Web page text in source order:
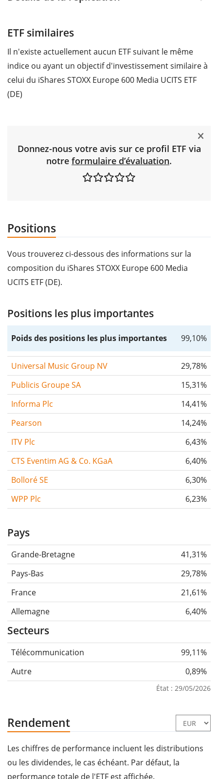
ETF similaires
Il n'existe actuellement aucun ETF suivant le même
indice ou ayant un objectif d'investissement similaire à
celui du iShares STOXX Europe 600 Media UCITS ETF
(DE)
Donnez-nous votre avis sur ce profil ETF via
notre formulaire d’évaluation.
Positions
Vous trouverez ci-dessous des informations sur la
composition du iShares STOXX Europe 600 Media
UCITS ETF (DE).
Positions les plus importantes
Poids des positions les plus importantes 99,10%
Universal Music Group NV
29,78%
Publicis Groupe SA
15,31%
Informa Plc
14,41%
Pearson
14,24%
ITV Plc
6,43%
CTS Eventim AG & Co. KGaA
6,40%
Bolloré SE
6,30%
WPP Plc
6,23%
Pays
Grande-Bretagne
41,31%
Pays-Bas
29,78%
France
21,61%
Allemagne
6,40%
Secteurs
Télécommunication
99,11%
Autre
0,89%
État : 29/05/2026
Rendement
Les chiffres de performance incluent les distributions
ou les dividendes, le cas échéant. Par défaut, la
performance totale de l'ETF est affichée.